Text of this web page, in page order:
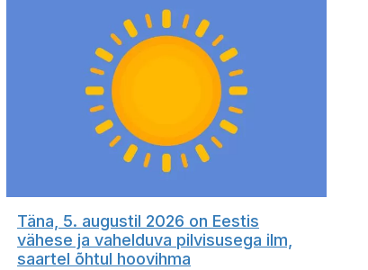
Täna, 5. augustil 2026 on Eestis
vähese ja vahelduva pilvisusega ilm,
saartel õhtul hoovihma